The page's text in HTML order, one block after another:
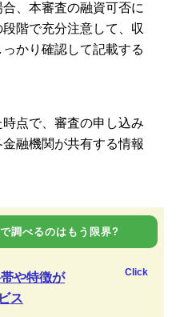
、本審査の融資可否に
階で充分注意して、収
かり確認して記載する
点で、審査の申し込み
融機関が共有する情報
調べるのはもう限界?
や特徴が
ス
Click